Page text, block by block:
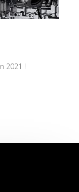
2021 !